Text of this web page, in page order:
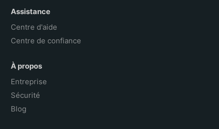
Assistance
Centre d'aide
Centre de confiance
À propos
Entreprise
Sécurité
Blog